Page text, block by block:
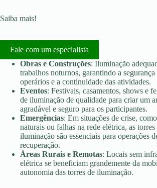
Saiba mais!
Fale com um especialista
Obras e Construções: Iluminação
trabalhos noturnos, garantindo a segurança
operários e a continuidade das atividades.
Eventos: Festivais, casamentos, shows e
de iluminação de qualidade para criar um
agradável e seguro para os participantes.
Emergências: Em situações de crise,
naturais ou falhas na rede elétrica, as torres
iluminação são essenciais para operações
recuperação.
Áreas Rurais e Remotas: Locais sem
elétrica se beneficiam grandemente da
autonomia das torres de iluminação.